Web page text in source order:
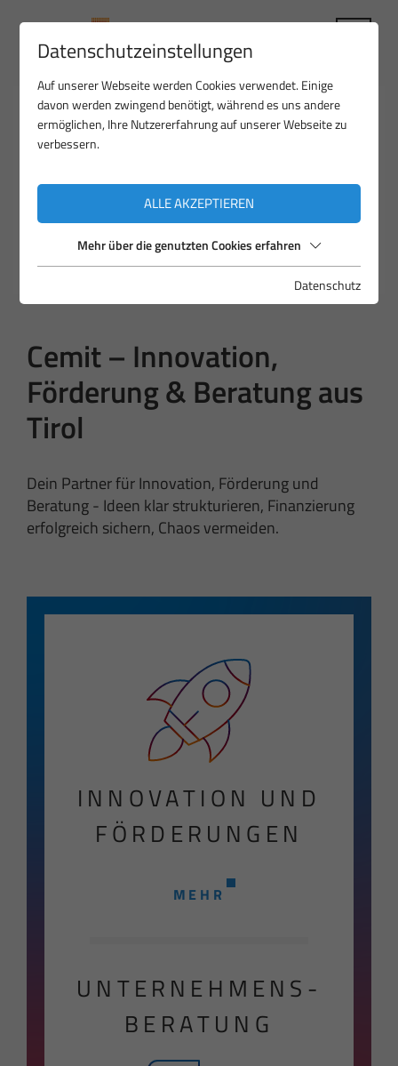
Cemit – Innovation,
Förderung & Beratung aus
Tirol
Dein Partner für Innovation, Förderung und
Beratung - Ideen klar strukturieren, Finanzierung
erfolgreich sichern, Chaos vermeiden.
INNOVATION UND
FÖRDERUNGEN
MEHR
UNTERNEHMENS-
BERATUNG
Datenschutzeinstellungen
Auf unserer Webseite werden Cookies verwendet. Einige
davon werden zwingend benötigt, während es uns andere
ermöglichen, Ihre Nutzererfahrung auf unserer Webseite zu
verbessern.
ALLE AKZEPTIEREN
Mehr über die genutzten Cookies erfahren
Datenschutz